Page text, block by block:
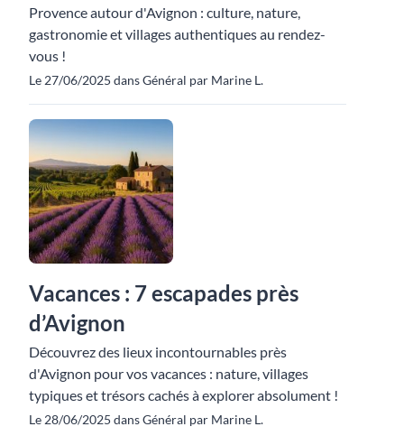
Provence autour d'Avignon : culture, nature,
gastronomie et villages authentiques au rendez-
vous !
Le 27/06/2025 dans Général par Marine L.
Vacances : 7 escapades près
d’Avignon
Découvrez des lieux incontournables près
d'Avignon pour vos vacances : nature, villages
typiques et trésors cachés à explorer absolument !
Le 28/06/2025 dans Général par Marine L.